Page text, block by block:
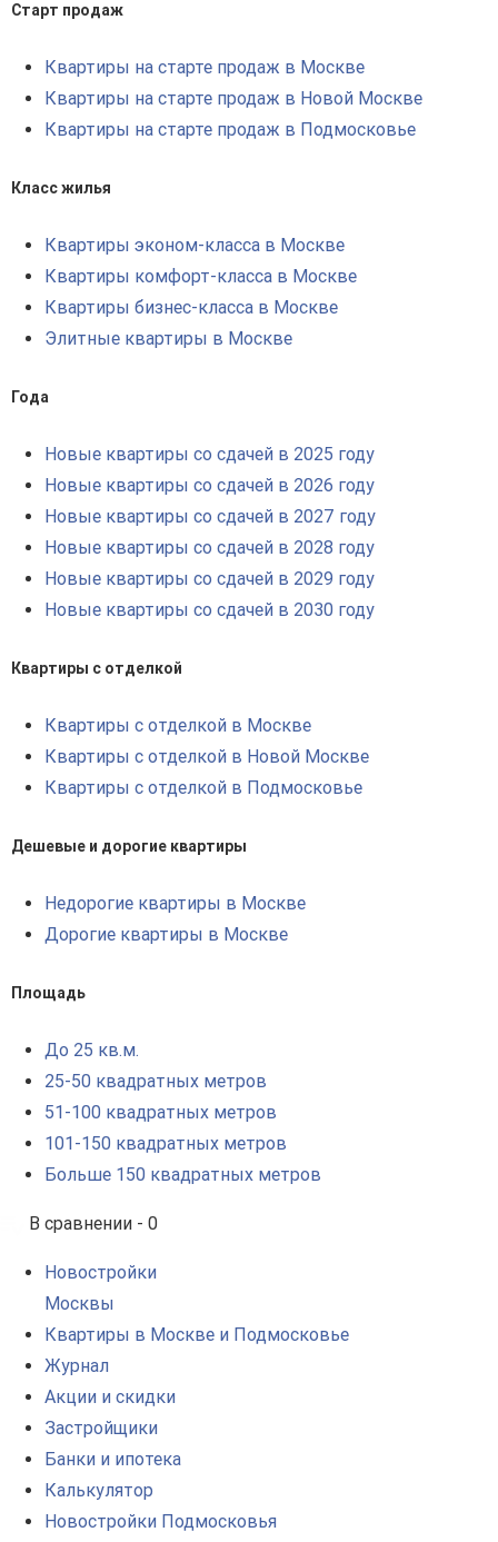
Старт продаж
Квартиры на старте продаж в Москве
Квартиры на старте продаж в Новой Москве
Квартиры на старте продаж в Подмосковье
Класс жилья
Квартиры эконом-класса в Москве
Квартиры комфорт-класса в Москве
Квартиры бизнес-класса в Москве
Элитные квартиры в Москве
Года
Новые квартиры со сдачей в 2025 году
Новые квартиры со сдачей в 2026 году
Новые квартиры со сдачей в 2027 году
Новые квартиры со сдачей в 2028 году
Новые квартиры со сдачей в 2029 году
Новые квартиры со сдачей в 2030 году
Квартиры с отделкой
Квартиры с отделкой в Москве
Квартиры с отделкой в Новой Москве
Квартиры с отделкой в Подмосковье
Дешевые и дорогие квартиры
Недорогие квартиры в Москве
Дорогие квартиры в Москве
Площадь
До 25 кв.м.
25-50 квадратных метров
51-100 квадратных метров
101-150 квадратных метров
Больше 150 квадратных метров
В сравнении - 0
Новостройки
Москвы
Квартиры в Москве и Подмосковье
Журнал
Акции и скидки
Застройщики
Банки и ипотека
Калькулятор
Новостройки Подмосковья